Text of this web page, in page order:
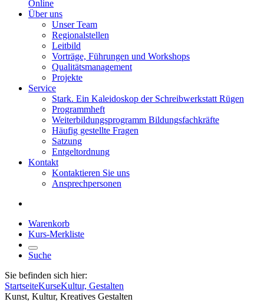
Online
Über uns
Unser Team
Regionalstellen
Leitbild
Vorträge, Führungen und Workshops
Qualitätsmanagement
Projekte
Service
Stark. Ein Kaleidoskop der Schreibwerkstatt Rügen
Programmheft
Weiterbildungsprogramm Bildungsfachkräfte
Häufig gestellte Fragen
Satzung
Entgeltordnung
Kontakt
Kontaktieren Sie uns
Ansprechpersonen
Warenkorb
Kurs-Merkliste
Suche
Sie befinden sich hier:
StartseiteKurseKultur, Gestalten
Kunst, Kultur, Kreatives Gestalten